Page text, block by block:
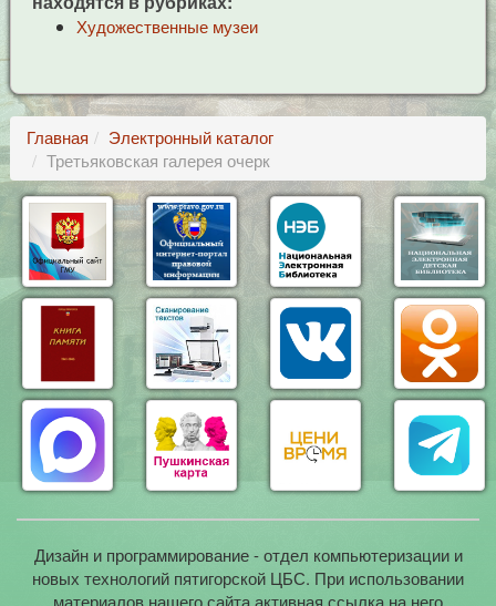
Художественные музеи
Главная
Электронный каталог
Третьяковская галерея очерк
Дизайн и программирование - отдел компьютеризации и
новых технологий пятигорской ЦБС. При использовании